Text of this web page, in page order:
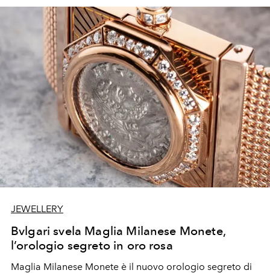
JEWELLERY
Bvlgari svela Maglia Milanese Monete,
l’orologio segreto in oro rosa
Maglia Milanese Monete è il nuovo orologio segreto di